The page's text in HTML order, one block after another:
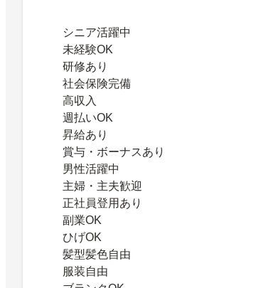
シニア活躍中
未経験OK
研修あり
社会保険完備
高収入
週払いOK
昇給あり
賞与・ボーナスあり
男性活躍中
主婦・主夫歓迎
正社員登用あり
副業OK
ひげOK
髪型髪色自由
服装自由